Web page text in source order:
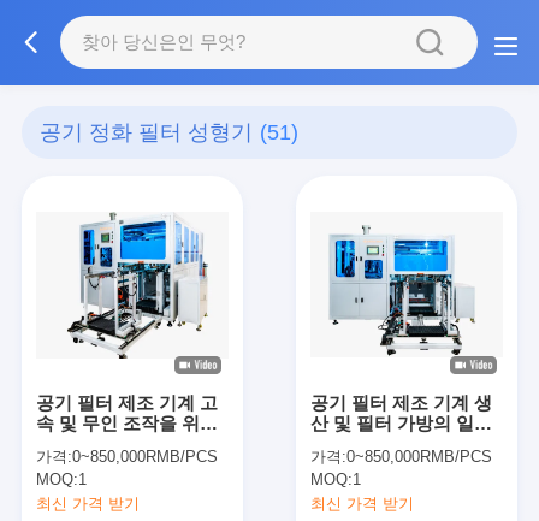
공기 정화 필터 성형기 (51)
공기 필터 제조 기계 고
속 및 무인 조작을 위해
함께 완전 자동 조립 라
인
가격:0~850,000RMB/PCS
MOQ:1
최신 가격 받기
공기 필터 제조 기계 생
산 및 필터 가방의 일관
베팅 솔루션을 제공합니
다
가격:0~850,000RMB/PCS
MOQ:1
최신 가격 받기